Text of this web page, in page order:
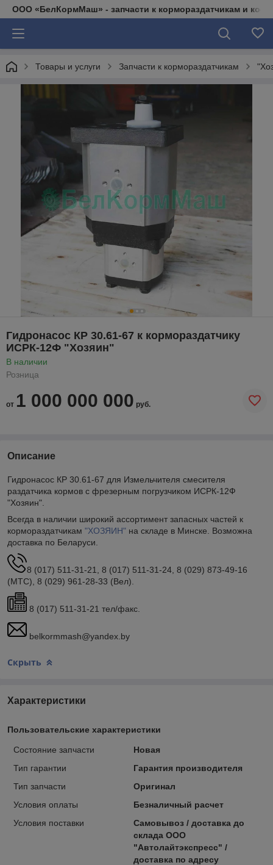
ООО «БелКормМаш» - запчасти к кормораздатчикам и
Товары и услуги Запчасти к кормораздатчикам
Гидронасос КР 30.61-67 к кормораздатчику
ИСРК-12Ф "Хозяин"
В наличии
Розница
от 1 000 000 000 руб.
Описание
Гидронасос КР 30.61-67 для Измельчителя смесителя
раздатчика кормов с фрезерным погрузчиком ИСРК-12Ф
"Хозяин".
Всегда в наличии широкий ассортимент запасных частей к
кормораздатчикам "ХОЗЯИН" на складе в Минске. Возможна
доставка по Беларуси.
8 (017) 511-31-21, 8 (017) 511-31-24, 8 (029) 873-49-16
(МТС), 8 (029) 961-28-33 (Вел).
8 (017) 511-31-21 тел/факс.
belkormmash@yandex.by
Скрыть
Характеристики
Пользовательские характеристики
Состояние запчасти
Новая
Тип гарантии
Гарантия производителя
Тип запчасти
Оригинал
Условия оплаты
Безналичный расчет
Условия поставки
Самовывоз / доставка до
склада ООО
"Автолайтэкспресс" /
доставка по адресу